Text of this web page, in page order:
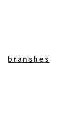
branshes